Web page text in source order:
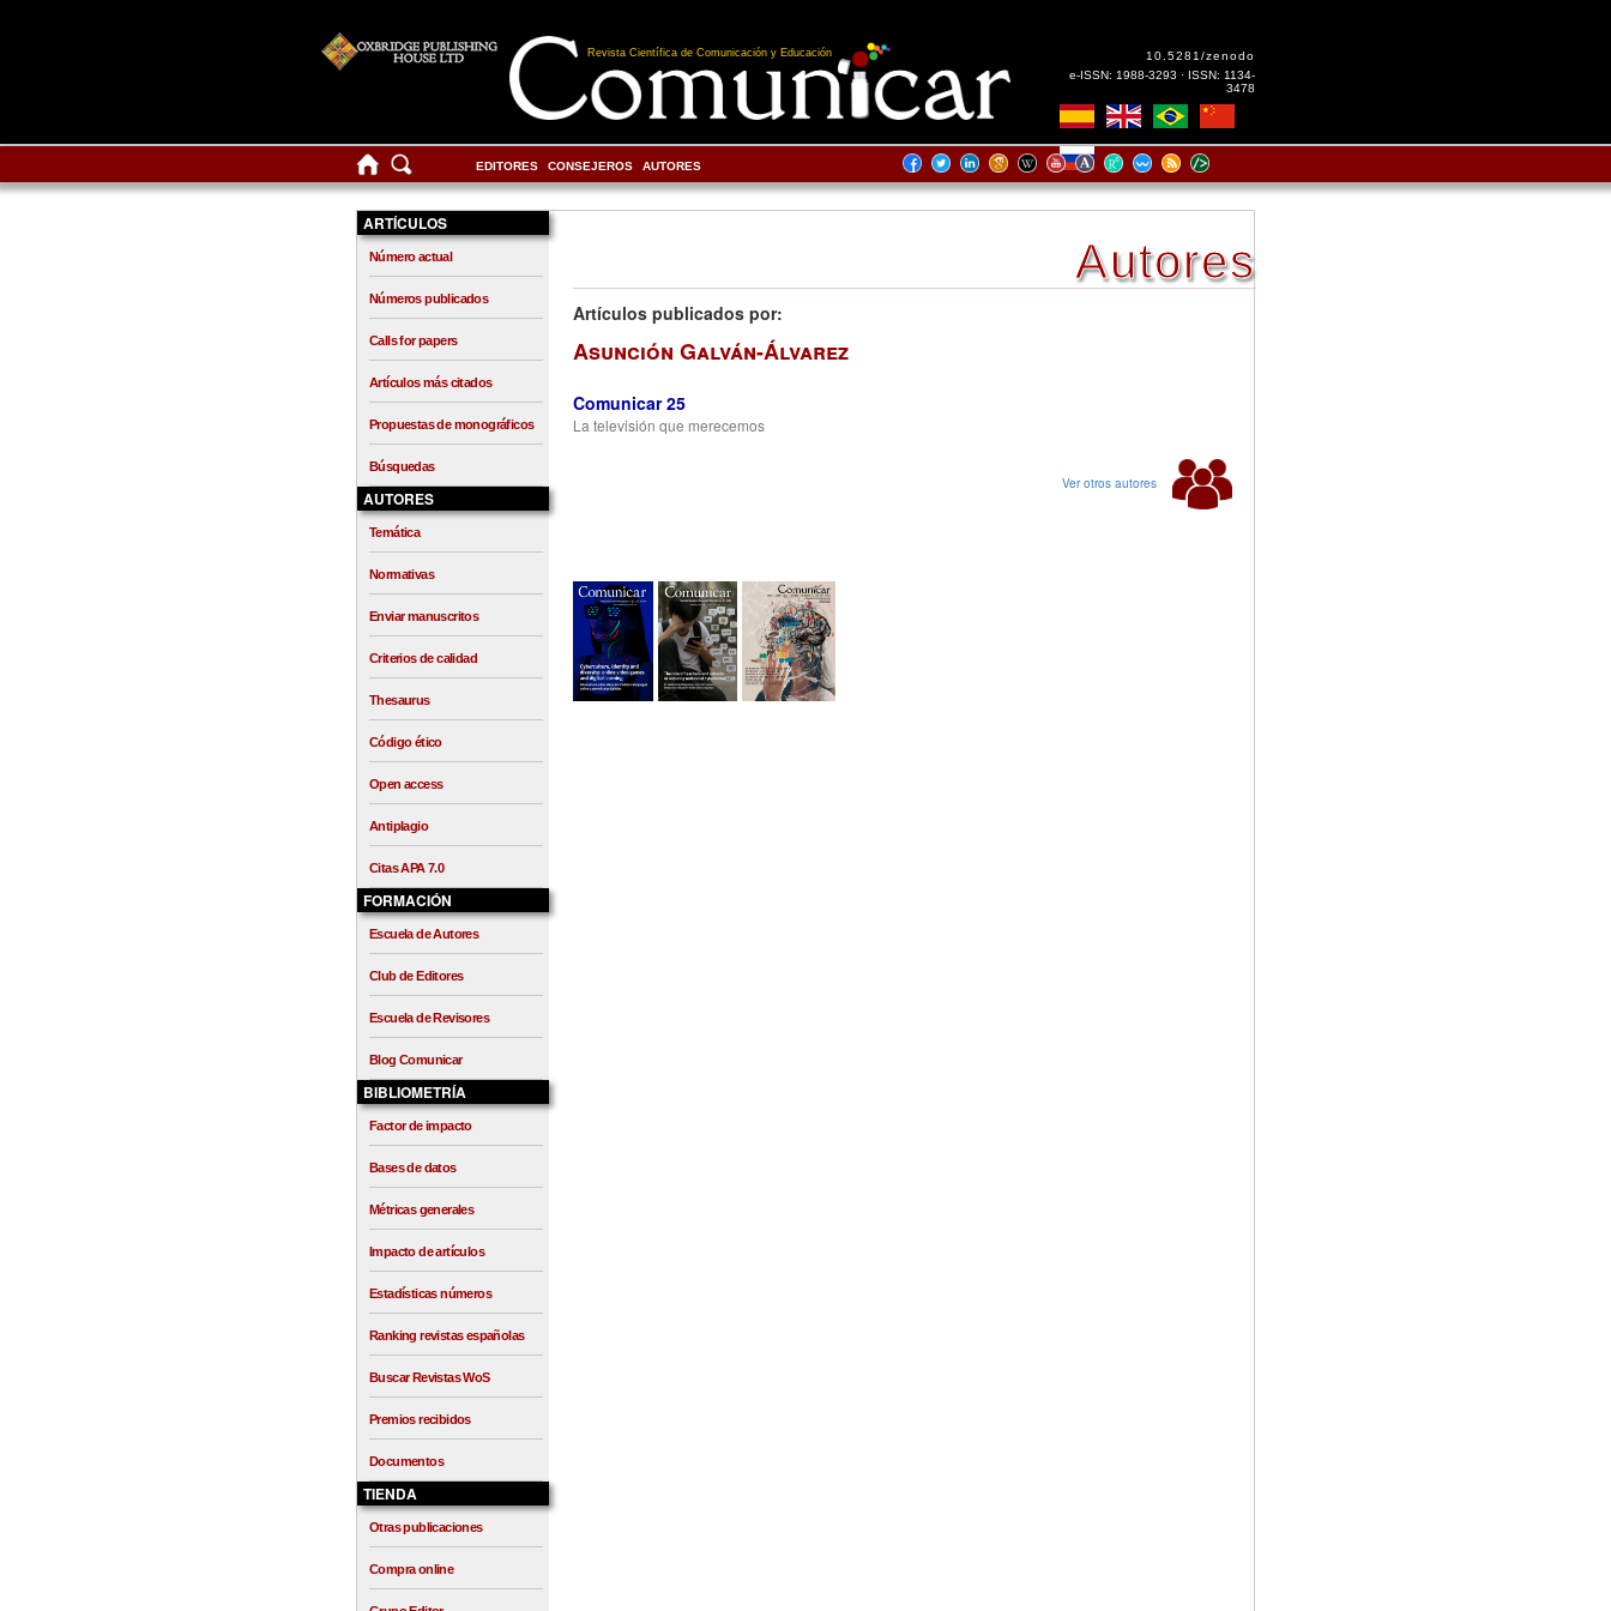
Revista Científica de Comunicación y Educación
10.5281/zenodo
e-ISSN: 1988-3293 · ISSN: 1134-
3478
EDITORES CONSEJEROS AUTORES
ARTÍCULOS
Número actual
Números publicados
Calls for papers
Artículos más citados
Propuestas de monográficos
Búsquedas
AUTORES
Temática
Normativas
Enviar manuscritos
Criterios de calidad
Thesaurus
Código ético
Open access
Antiplagio
Citas APA 7.0
FORMACIÓN
Escuela de Autores
Club de Editores
Escuela de Revisores
Blog Comunicar
BIBLIOMETRÍA
Factor de impacto
Bases de datos
Métricas generales
Impacto de artículos
Estadísticas números
Ranking revistas españolas
Buscar Revistas WoS
Premios recibidos
Documentos
TIENDA
Otras publicaciones
Compra online
Autores
Artículos publicados por:
Asunción Galván-Álvarez
Comunicar 25
La televisión que merecemos
Ver otros autores